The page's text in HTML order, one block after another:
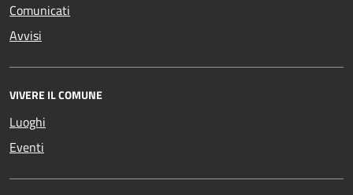
Comunicati
Avvisi
VIVERE IL COMUNE
Luoghi
Eventi